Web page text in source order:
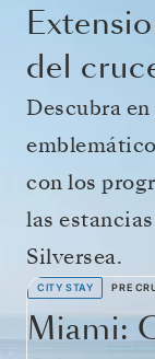
del
Descubra
con los
las
Silversea.
CITY STAY PRE
Miami: